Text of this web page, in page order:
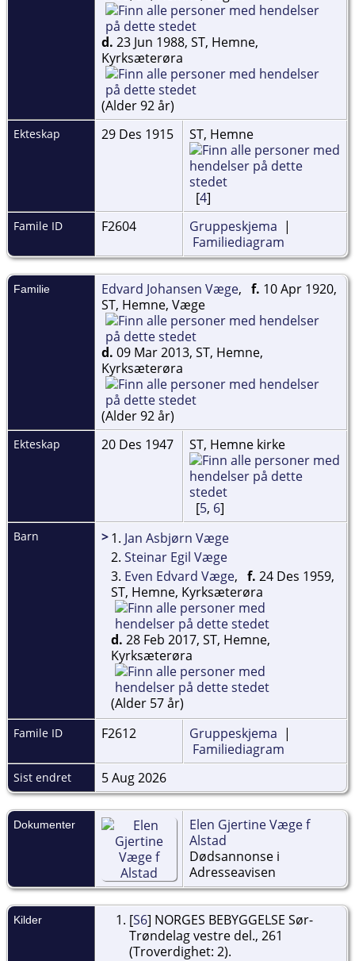
d. 23 Jun 1988, ST, Hemne,
Kyrksæterøra
(Alder 92 år)
Ekteskap 29 Des 1915 ST, Hemne
[4]
Famile ID F2604 Gruppeskjema |
Familiediagram
Familie Edvard Johansen Væge, f. 10 Apr 1920,
ST, Hemne, Væge
d. 09 Mar 2013, ST, Hemne,
Kyrksæterøra
(Alder 92 år)
Ekteskap 20 Des 1947 ST, Hemne kirke
[5, 6]
Barn >1. Jan Asbjørn Væge
2. Steinar Egil Væge
3. Even Edvard Væge, f. 24 Des 1959,
ST, Hemne, Kyrksæterøra
d. 28 Feb 2017, ST, Hemne,
Kyrksæterøra
(Alder 57 år)
Famile ID F2612 Gruppeskjema |
Familiediagram
Sist endret 5 Aug 2026
Dokumenter
Elen Gjertine Væge f
Alstad
Dødsannonse i
Adresseavisen
Kilder [S6] NORGES BEBYGGELSE Sør-
Trøndelag vestre del., 261
(Troverdighet: 2).